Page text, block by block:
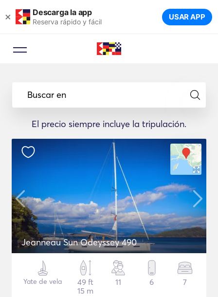
× Descarga la app
Reserva rápido y fácil USAR APP
Buscar en
El precio siempre incluye la tripulación.
Jeanneau Sun Odeyssey 490
Yate de vela
49 ft
15 m
11 6 7